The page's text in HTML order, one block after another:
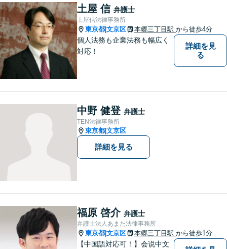
い。
土屋 信 弁護士
土屋信法律事務所
東京都 文京区 本郷三丁目駅 から徒歩4分
個人法務も企業法務も幅広く
対応！
詳細を見
る
中野 健登 弁護士
TEN法律事務所
東京都 文京区
詳細を見る
福原 啓介 弁護士
弁護士法人あまた法律事務所
東京都 文京区 本郷三丁目駅 から徒歩1分
【中国語対応可！】会说中文